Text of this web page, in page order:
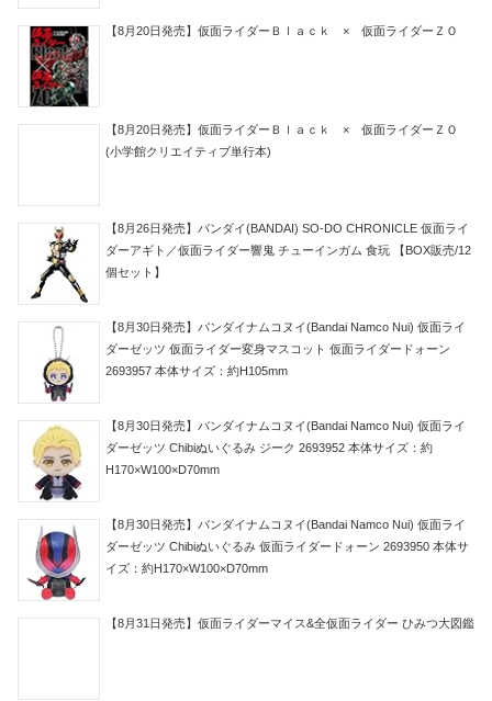
【8月20日発売】仮面ライダーＢｌａｃｋ × 仮面ライダーＺＯ
【8月20日発売】仮面ライダーＢｌａｃｋ × 仮面ライダーＺＯ
(小学館クリエイティブ単行本)
【8月26日発売】バンダイ(BANDAI) SO-DO CHRONICLE 仮面ライ
ダーアギト／仮面ライダー響鬼 チューインガム 食玩 【BOX販売/12
個セット】
【8月30日発売】バンダイナムコヌイ(Bandai Namco Nui) 仮面ライ
ダーゼッツ 仮面ライダー変身マスコット 仮面ライダードォーン
2693957 本体サイズ：約H105mm
【8月30日発売】バンダイナムコヌイ(Bandai Namco Nui) 仮面ライ
ダーゼッツ Chibiぬいぐるみ ジーク 2693952 本体サイズ：約
H170×W100×D70mm
【8月30日発売】バンダイナムコヌイ(Bandai Namco Nui) 仮面ライ
ダーゼッツ Chibiぬいぐるみ 仮面ライダードォーン 2693950 本体サ
イズ：約H170×W100×D70mm
【8月31日発売】仮面ライダーマイス&全仮面ライダー ひみつ大図鑑